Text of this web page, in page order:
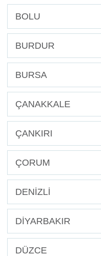
BOLU
BURDUR
BURSA
ÇANAKKALE
ÇANKIRI
ÇORUM
DENİZLİ
DİYARBAKIR
DÜZCE